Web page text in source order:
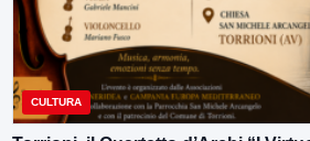
CULTURA